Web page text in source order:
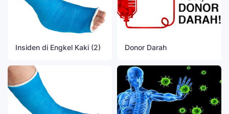
Insiden di Engkel Kaki (2) Donor Darah